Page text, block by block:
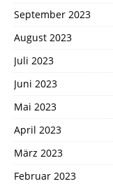
September 2023
August 2023
Juli 2023
Juni 2023
Mai 2023
April 2023
März 2023
Februar 2023